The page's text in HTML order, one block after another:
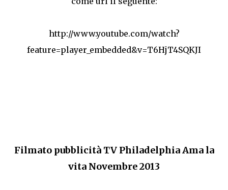
http://www.youtube.com/watch?
feature=player_embedded&v=T6HjT4SQKJI
Filmato pubblicità TV Philadelphia Ama la
vita Novembre 2013